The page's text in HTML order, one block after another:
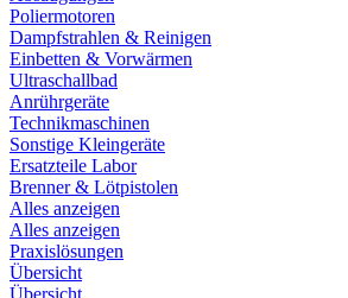
Poliermotoren
Dampfstrahlen & Reinigen
Einbetten & Vorwärmen
Ultraschallbad
Anrührgeräte
Technikmaschinen
Sonstige Kleingeräte
Ersatzteile Labor
Brenner & Lötpistolen
Alles anzeigen
Alles anzeigen
Praxislösungen
Übersicht
Übersicht